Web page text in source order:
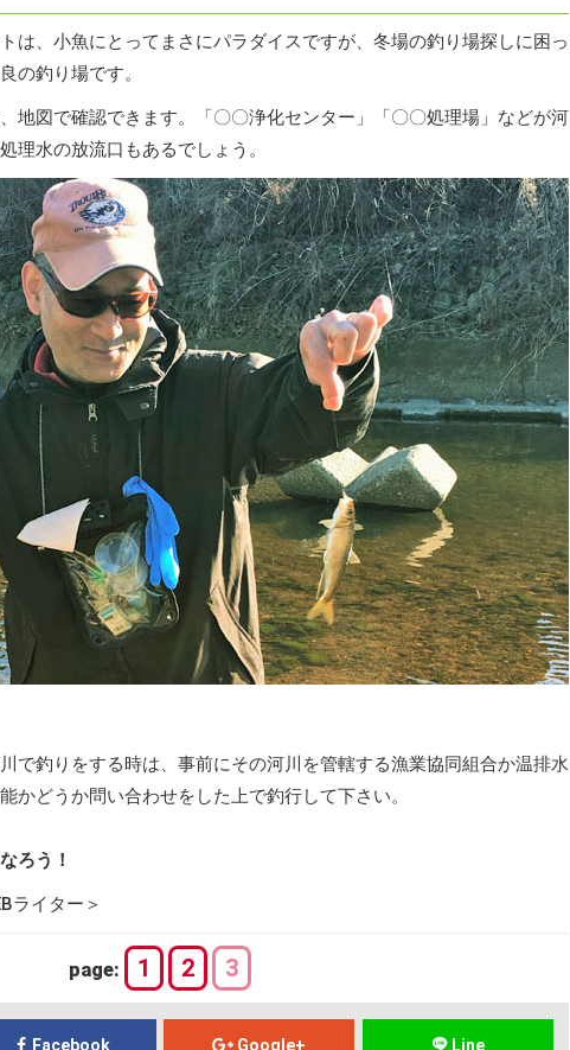
は、小魚にとってまさにパラダイスですが、冬場の釣り場探しに困っ
の釣り場です。
地図で確認できます。「〇〇浄化センター」「〇〇処理場」などが河
理水の放流口もあるでしょう。
で釣りをする時は、事前にその河川を管轄する漁業協同組合か温排水
かどうか問い合わせをした上で釣行して下さい。
ろう！
ライター＞
page: 1 2 3
Facebook Google+ Line